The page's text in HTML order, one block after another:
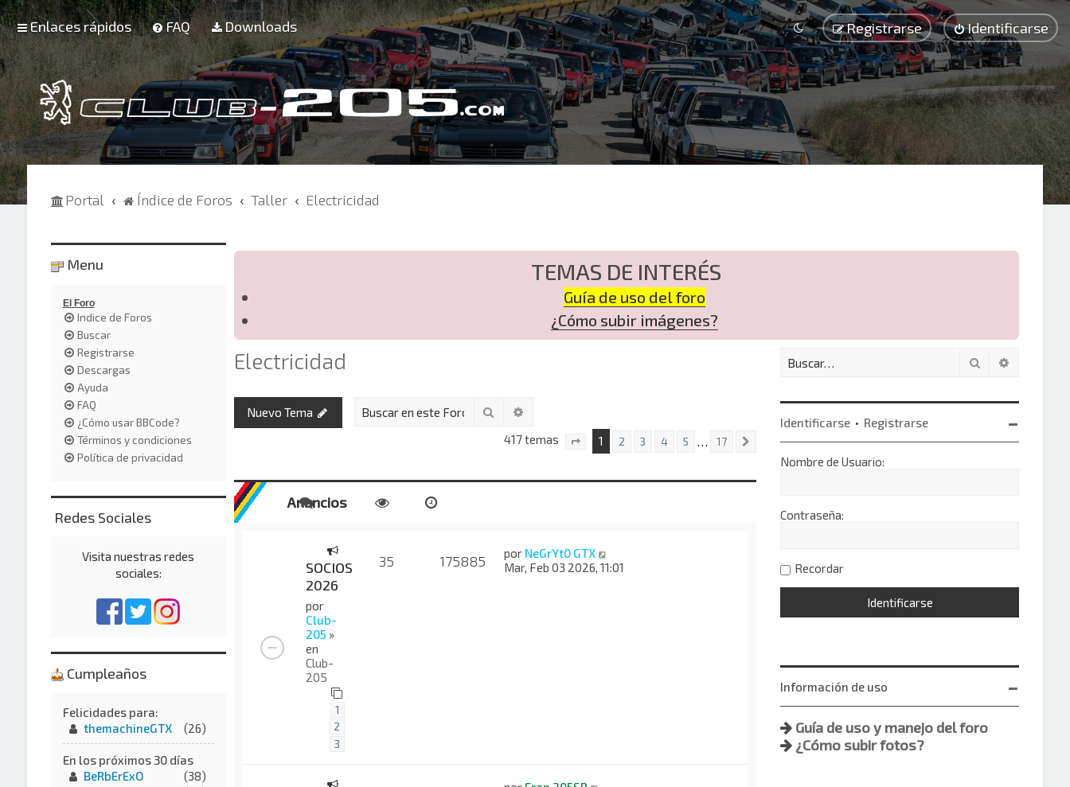
Enlaces rápidos FAQ Downloads Identificarse
Registrarse
Portal Índice de Foros Taller Electricidad
TEMAS DE INTERÉS
Guía de uso del foro
¿Cómo subir imágenes?
Electricidad
Nuevo Tema Buscar
417 temas Página1 de17
1 2 3 4 5 17 Siguiente
Anuncios
SOCIOS
2026
por
Club-
205 »
en
Club-
205
1
2
3
35 175885 por NeGrYt0 GTX
Mar, Feb 03 2026, 11:01
Buscar
Identificarse • Registrarse
Nombre de Usuario:
Contraseña:
Recordar
Información de uso
Guía de uso y manejo del foro
¿Cómo subir fotos?
Menu
El Foro
Indice de Foros
Buscar
Registrarse
Descargas
Ayuda
FAQ
¿Cómo usar BBCode?
Términos y condiciones
Política de privacidad
Redes Sociales
Visita nuestras redes
sociales:
Cumpleaños
Felicidades para:
themachineGTX
(26)
En los próximos 30 días
BeRbErExO
(38)